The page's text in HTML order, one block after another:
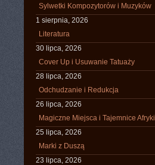
Sylwetki Kompozytorów i Muzyków
1 sierpnia, 2026
Literatura
30 lipca, 2026
Cover Up i Usuwanie Tatuaży
28 lipca, 2026
Odchudzanie i Redukcja
26 lipca, 2026
Magiczne Miejsca i Tajemnice Afryki
25 lipca, 2026
Marki z Duszą
23 lipca, 2026